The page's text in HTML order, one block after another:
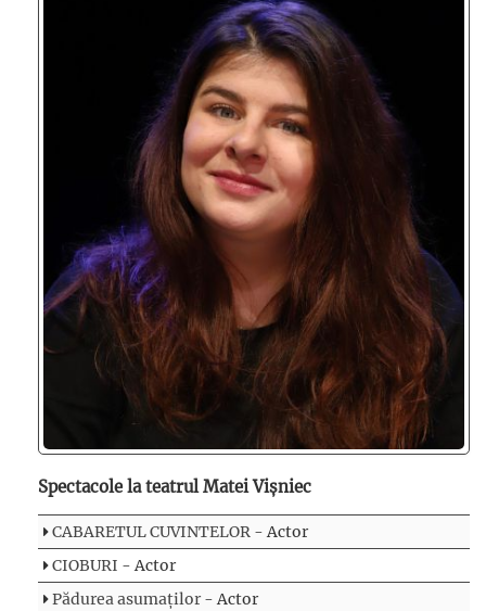
Spectacole la teatrul Matei Vișniec
CABARETUL CUVINTELOR - Actor
CIOBURI - Actor
Pădurea asumaților - Actor